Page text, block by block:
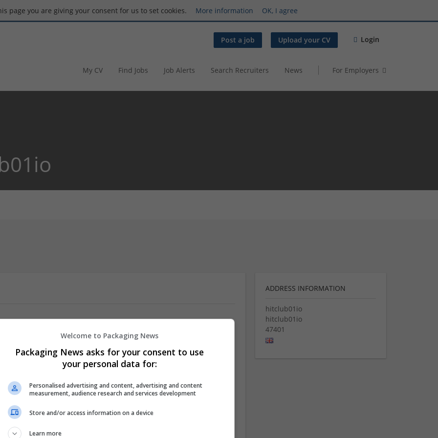
page you are giving your consent for us to set cookies. More information OK, I agree
Post a job Upload your CV Login
My CV Find Jobs Job Alerts Search Recruiters News For Employers
đáp ứng nhu cầu ngày càng cao của người chơi. Từ slot game đa
thể thao phong phú, tất cả đều được tích hợp trong một hệ thống
vệ dữ liệu cá nhân và giao dịch, mang đến sự yên tâm trong quá
Thành phố Hồ Chí Minh, Việt Nam
#...
ADDRESS INFORMATION
hitclub01io
hitclub01io
47401
Welcome to Packaging News
Packaging News asks for your consent to use
your personal data for:
Personalised advertising and content, advertising and content
measurement, audience research and services development
Store and/or access information on a device
Learn more